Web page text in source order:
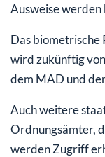
Ausweise
Das biometrische
wird zukünftig
dem MAD und
Auch weitere
Ordnungsämter,
werden Zugriff